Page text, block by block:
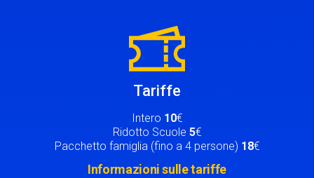
Tariffe
Intero 10€
Ridotto Scuole 5€
Pacchetto famiglia (fino a 4 persone) 18€
Informazioni sulle tariffe